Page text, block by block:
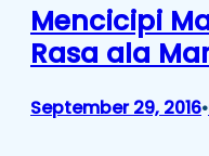
Mencicipi
Rasa ala
September 29, 2016•